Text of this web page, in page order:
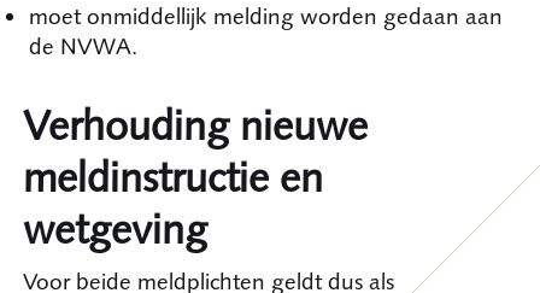
moet onmiddellijk melding worden gedaan aan
de NVWA.
Verhouding nieuwe
meldinstructie en
wetgeving
Voor beide meldplichten geldt dus als